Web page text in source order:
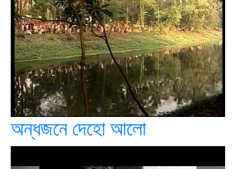
অন্ধজনে দেহো আলো